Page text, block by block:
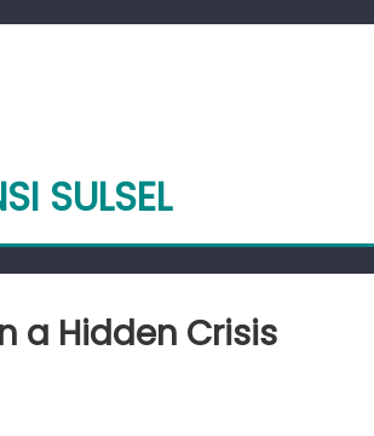
SULSEL
a Hidden Crisis